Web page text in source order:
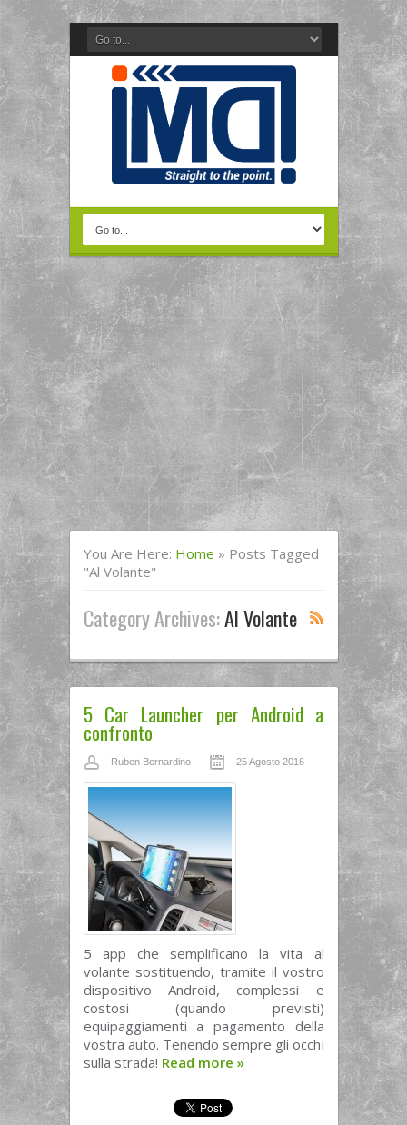
You Are Here: Home » Posts Tagged
"al Volante"
Category Archives:Al Volante
5 Car Launcher per Android a
confronto
Ruben Bernardino 25 Agosto 2016
5 app che semplificano la vita al
volante sostituendo, tramite il vostro
dispositivo Android, complessi e
costosi (quando previsti)
equipaggiamenti a pagamento della
vostra auto. Tenendo sempre gli occhi
sulla strada! Read more »